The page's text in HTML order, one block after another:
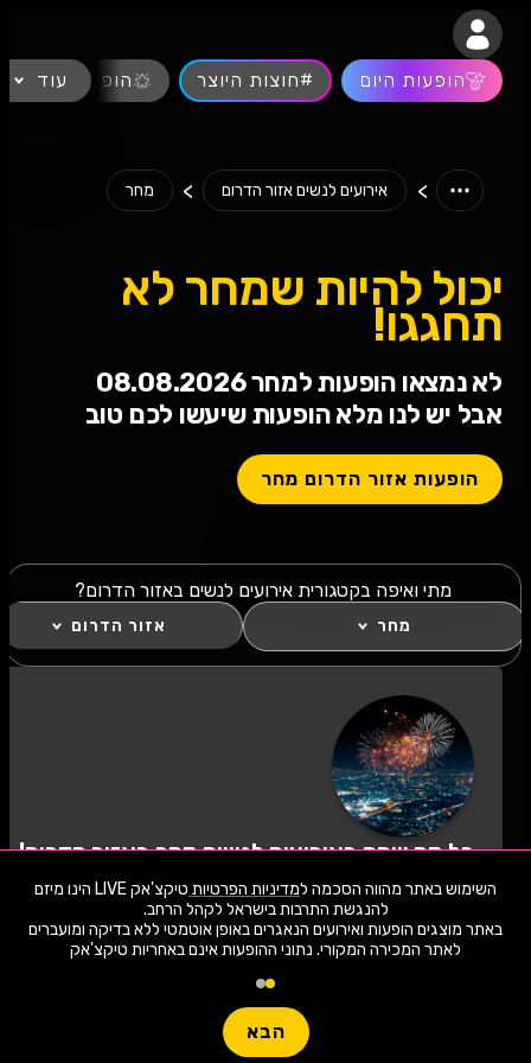
השימוש באתר מהווה הסכמה למדיניות הפרטיות
טיקצ'אק LIVE הינו מיזם
באתר מוצגים הופעות ואירועים הנאגרים באופן אוטמטי ללא בדיקה ומועברים
לאתר המכירה המקורי. נתוני ההופעות אינם באחריות טיקצ'אק
הבא
חפשו הופעה
הופעות היום #חוצות היוצר הופעות חיות
עוד
> אירועים לנשים אזור הדרום > מחר
יכול להיות שמחר לא
תחגגו!
לא נמצאו הופעות למחר 08.08.2026
אבל יש לנו מלא הופעות שיעשו לכם טוב
הופעות אזור הדרום מחר
מתי ואיפה בקטגורית אירועים לנשים באזור הדרום?
מחר אזור הדרום
כל מה שחם באירועים לנשים מחר באזור הדרום!
לחצו "עקוב" כדי לקבל עדכונים ראשונים על השקת
הופעות, כרטיסים, שוברי הנחה וחשיפה בלעדית
למתרחש באזור שלכם. הצטרפו לסצנת התרבות
באירועים לנשים מחר באזור הדרום ותהיו חלק
לעקוב